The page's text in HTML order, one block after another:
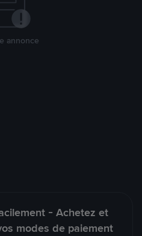
annonce
- Achetez et
modes de paiement